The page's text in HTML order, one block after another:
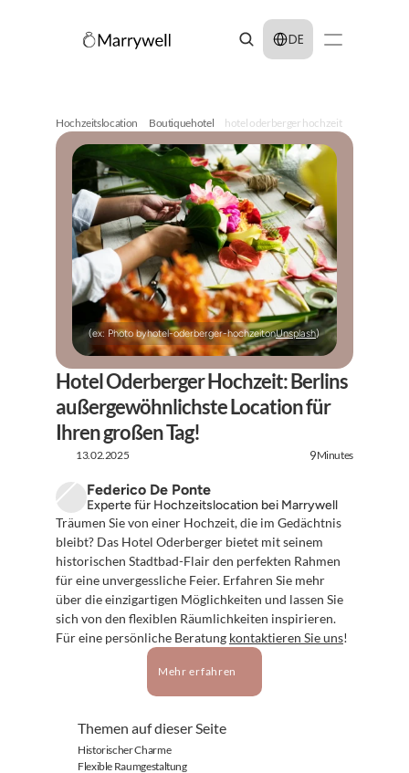
Select Language
DE
Hochzeitslocation Boutiquehotel hotel oderberger hochzeit
(ex: Photo byhotel-oderberger-hochzeitonUnsplash)
Hotel Oderberger Hochzeit: Berlins
außergewöhnlichste Location für
Ihren großen Tag!
13.02.2025 9Minutes
Federico De Ponte
Experte für Hochzeitslocation bei Marrywell
Träumen Sie von einer Hochzeit, die im Gedächtnis
bleibt? Das Hotel Oderberger bietet mit seinem
historischen Stadtbad-Flair den perfekten Rahmen
für eine unvergessliche Feier. Erfahren Sie mehr
über die einzigartigen Möglichkeiten und lassen Sie
sich von den flexiblen Räumlichkeiten inspirieren.
Für eine persönliche Beratung kontaktieren Sie uns!
Mehr erfahren
Themen auf dieser Seite
Historischer Charme
Flexible Raumgestaltung